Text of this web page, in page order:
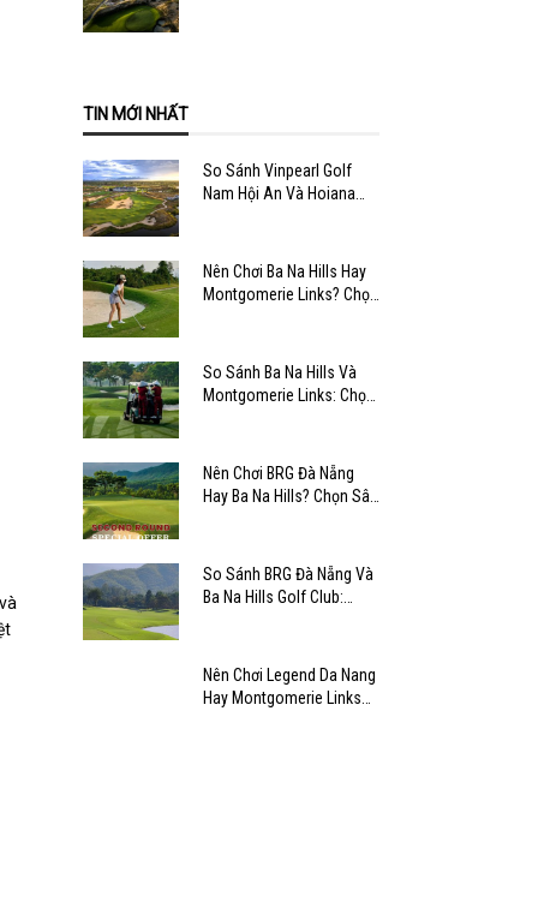
TIN MỚI NHẤT
So Sánh Vinpearl Golf
Nam Hội An Và Hoiana
Nên Chơi Ba Na Hills Hay
Montgomerie Links? Chọn
So Sánh Ba Na Hills Và
Montgomerie Links: Chọn
Nên Chơi BRG Đà Nẵng
Hay Ba Na Hills? Chọn Sân
So Sánh BRG Đà Nẵng Và
Ba Na Hills Golf Club:
Nên Chơi Legend Da Nang
Hay Montgomerie Links